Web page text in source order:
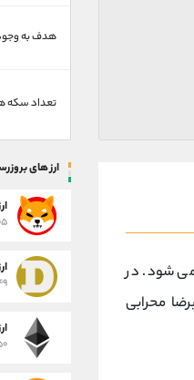
هدف به
تعداد سکه
شود. در
محرابی
ارز های